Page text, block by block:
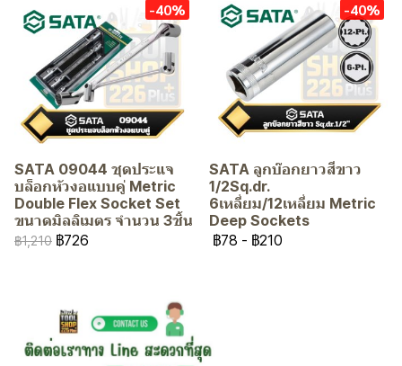
-40%
SATA 09044 ชุดประแจ
บล็อกหัวงอแบบคู่ Metric
Double Flex Socket Set
ขนาดมิลลิเมตร จำนวน 3ชิ้น
฿1,210 ฿726
-40%
SATA ลูกบ๊อกยาวสีขาว
1/2Sq.dr.
6เหลี่ยม/12เหลี่ยม Metric
Deep Sockets
฿78 - ฿210